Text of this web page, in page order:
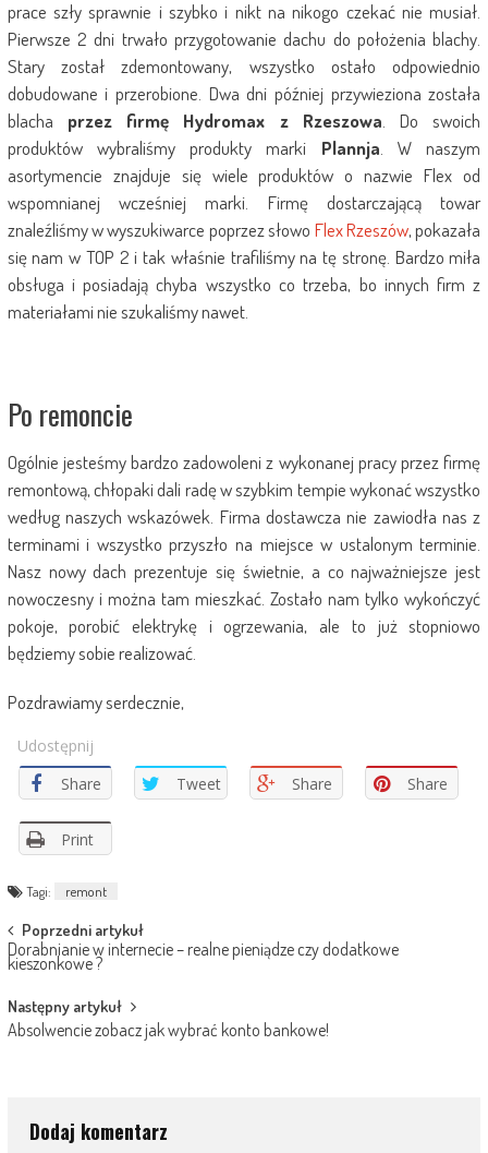
prace szły sprawnie i szybko i nikt na nikogo czekać nie musiał.
Pierwsze 2 dni trwało przygotowanie dachu do położenia blachy.
Stary został zdemontowany, wszystko ostało odpowiednio
dobudowane i przerobione. Dwa dni później przywieziona została
blacha przez firmę Hydromax z Rzeszowa . Do swoich
produktów wybraliśmy produkty marki Plannja . W naszym
asortymencie znajduje się wiele produktów o nazwie Flex od
wspomnianej wcześniej marki. Firmę dostarczającą towar
znaleźliśmy w wyszukiwarce poprzez słowo Flex Rzeszów, pokazała
się nam w TOP 2 i tak właśnie trafiliśmy na tę stronę. Bardzo miła
obsługa i posiadają chyba wszystko co trzeba, bo innych firm z
materiałami nie szukaliśmy nawet.
Po remoncie
Ogólnie jesteśmy bardzo zadowoleni z wykonanej pracy przez firmę
remontową, chłopaki dali radę w szybkim tempie wykonać wszystko
według naszych wskazówek. Firma dostawcza nie zawiodła nas z
terminami i wszystko przyszło na miejsce w ustalonym terminie.
Nasz nowy dach prezentuje się świetnie, a co najważniejsze jest
nowoczesny i można tam mieszkać. Zostało nam tylko wykończyć
pokoje, porobić elektrykę i ogrzewania, ale to już stopniowo
będziemy sobie realizować.
Pozdrawiamy serdecznie,
Udostępnij
Share
Tweet Share Share
Print
Tagi: remont
Post
navigation
Poprzedni artykuł
Dorabnianie w internecie – realne pieniądze czy dodatkowe
kieszonkowe ?
Następny artykuł
Absolwencie zobacz jak wybrać konto bankowe!
Dodaj komentarz